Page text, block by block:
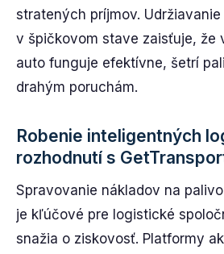
stratených príjmov.
v špičkovom stave zaisťuje, že
auto funguje efektívne, šetrí
drahým poruchám.
Robenie inteligentných
rozhodnutí s
Spravovanie nákladov na
je kľúčové pre logistické
snažia o ziskovosť. Platformy